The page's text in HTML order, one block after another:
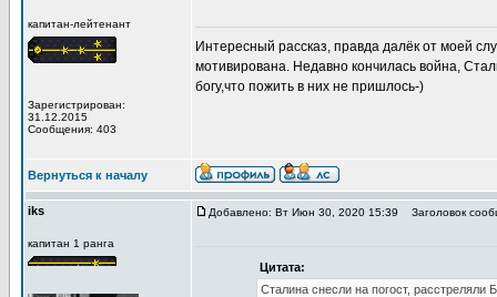
капитан-лейтенант
Зарегистрирован:
31.12.2015
Сообщения: 403
Интересный рассказ, правда далёк от моей
мотивирована. Недавно кончилась война,
богу,что пожить в них не пришлось-)
Вернуться к началу
iks
капитан 1 ранга
Добавлено: Вт Июн 30, 2020 15:39 Заголовок
Цитата:
Сталина снесли на погост, расстреляли